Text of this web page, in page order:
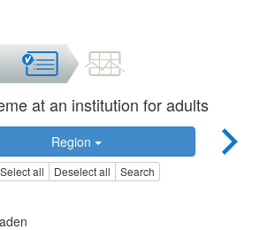
at an institution for adults
Region
Select all Deselect all Search